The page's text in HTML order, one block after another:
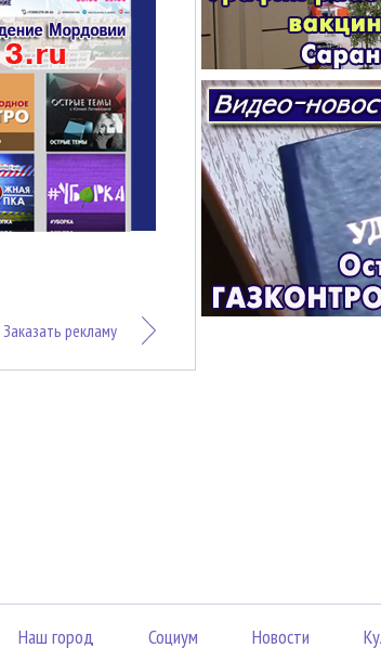
Заказать рекламу
Наш город Социум Новости